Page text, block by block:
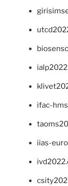
ifac-
iias-